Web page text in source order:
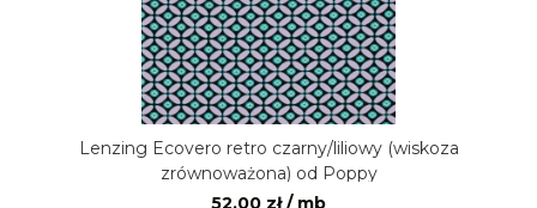
Lenzing Ecovero retro czarny/liliowy (wiskoza
zrównoważona) od Poppy
52,00 zł / mb